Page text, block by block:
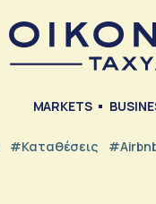
MARKETS
#Καταθέσεις